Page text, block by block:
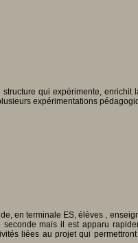
qui expérimente,
expérimentations
en terminale ES, élèves ,
mais il est apparu
liées au projet qui